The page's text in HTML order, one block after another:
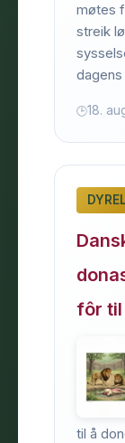
møtes
streik
18.
fôr
til å